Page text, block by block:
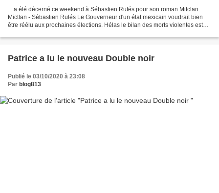
... a été décerné ce weekend à Sébastien Rutés pour son roman Mitclan.
Mictlan - Sébastien Rutés Le Gouverneur d'un état mexicain voudrait bien
être réélu aux prochaines élections. Hélas le bilan des morts violentes est
Patrice a lu le nouveau Double noir
Publié le 03/10/2020 à 23:08
Par blog813